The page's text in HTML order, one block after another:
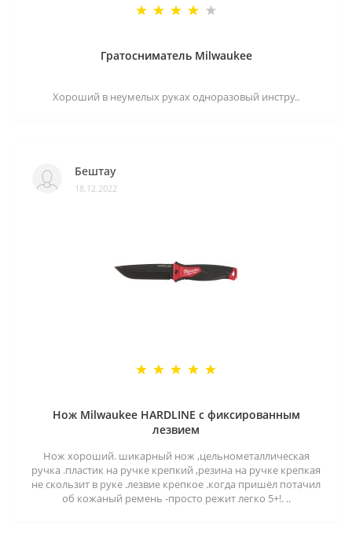
Гратосниматель Milwaukee
Хороший в неумелых руках одноразовый инстру..
Бештау
18.12.2022
Нож Milwaukee HARDLINE с фиксированным
лезвием
Нож хороший. шикарный нож ,цельнометаллическая
ручка .пластик на ручке крепкий ,резина на ручке крепкая
не скользит в руке .лезвие крепкое .когда пришёл потачил
об кожаный ремень -просто режит легко 5+!. ..